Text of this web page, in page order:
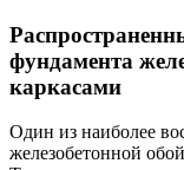
фундамента
каркасами
Один из наиболее
железобетонной